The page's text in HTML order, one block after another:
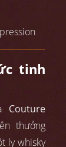
tinh
Couture
thưởng
ly whisky